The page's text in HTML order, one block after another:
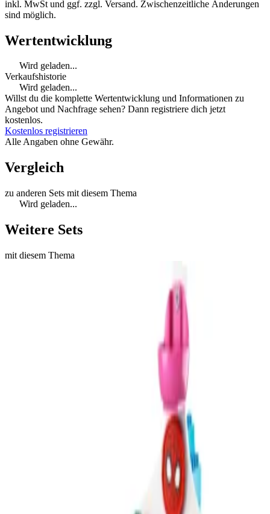
inkl. MwSt und ggf. zzgl. Versand. Zwischenzeitliche Änderungen
sind möglich.
Wertentwicklung
Wird geladen...
Verkaufshistorie
Wird geladen...
Willst du die komplette Wertentwicklung und Informationen zu
Angebot und Nachfrage sehen? Dann registriere dich jetzt
kostenlos.
Kostenlos registrieren
Alle Angaben ohne Gewähr.
Vergleich
zu anderen Sets mit diesem Thema
Wird geladen...
Weitere Sets
mit diesem Thema